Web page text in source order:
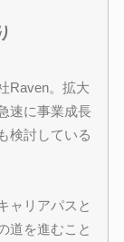
Raven。拡大
速に事業成長
検討している
ャリアパスと
道を進むこと